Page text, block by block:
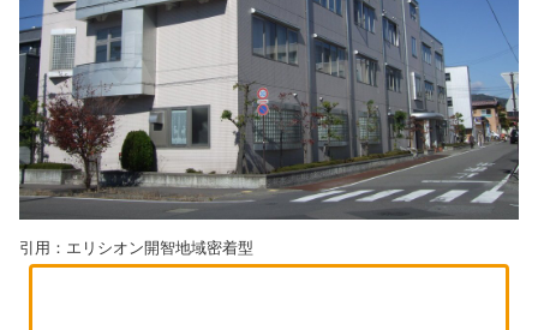
引用：エリシオン開智地域密着型